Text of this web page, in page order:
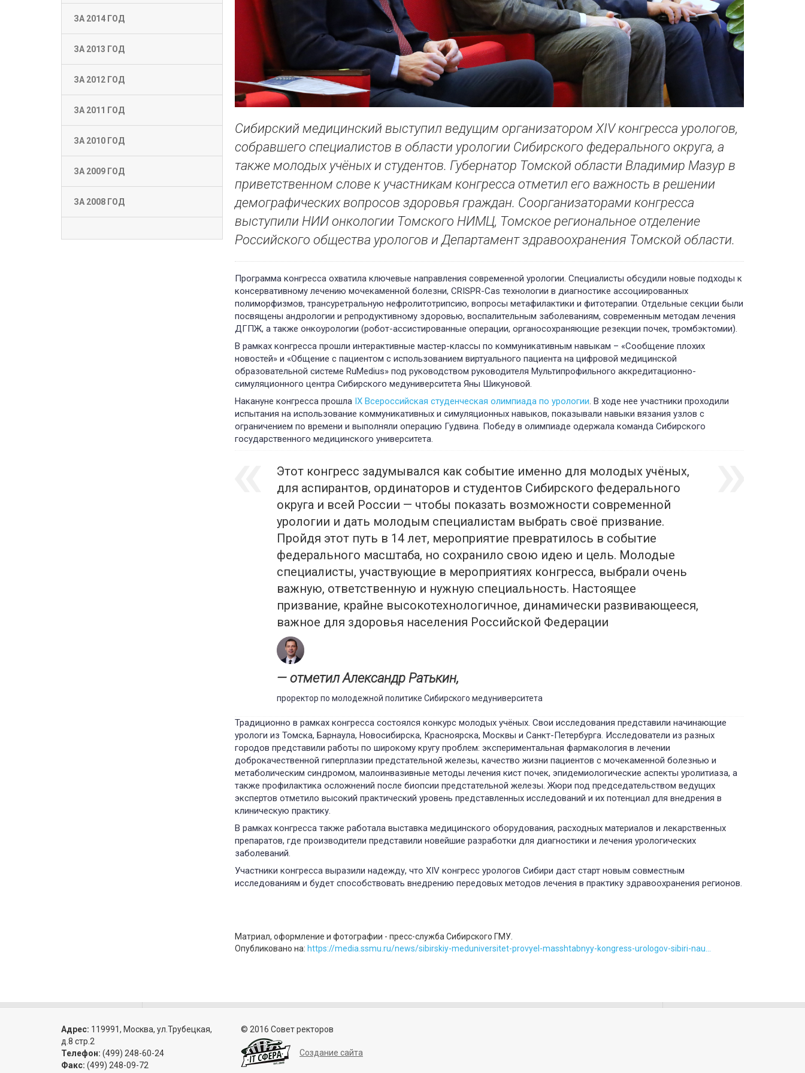
ЗА 2014 ГОД
ЗА 2013 ГОД
ЗА 2012 ГОД
ЗА 2011 ГОД
ЗА 2010 ГОД
ЗА 2009 ГОД
ЗА 2008 ГОД
Сибирский медицинский выступил ведущим организатором XIV конгресса урологов,
собравшего специалистов в области урологии Сибирского федерального округа, а
также молодых учёных и студентов. Губернатор Томской области Владимир Мазур в
приветственном слове к участникам конгресса отметил его важность в решении
демографических вопросов здоровья граждан. Соорганизаторами конгресса
выступили НИИ онкологии Томского НИМЦ, Томское региональное отделение
Российского общества урологов и Департамент здравоохранения Томской области.
Программа конгресса охватила ключевые направления современной урологии. Специалисты обсудили новые подходы к
консервативному лечению мочекаменной болезни, CRISPR-Cas технологии в диагностике ассоциированных
полиморфизмов, трансуретральную нефролитотрипсию, вопросы метафилактики и фитотерапии. Отдельные секции были
посвящены андрологии и репродуктивному здоровью, воспалительным заболеваниям, современным методам лечения
ДГПЖ, а также онкоурологии (робот-ассистированные операции, органосохраняющие резекции почек, тромбэктомии).
В рамках конгресса прошли интерактивные мастер-классы по коммуникативным навыкам – «Сообщение плохих
новостей» и «Общение с пациентом с использованием виртуального пациента на цифровой медицинской
образовательной системе RuMedius» под руководством руководителя Мультипрофильного аккредитационно-
симуляционного центра Сибирского медуниверситета Яны Шикуновой.
Накануне конгресса прошла IX Всероссийская студенческая олимпиада по урологии. В ходе нее участники проходили
испытания на использование коммуникативных и симуляционных навыков, показывали навыки вязания узлов с
ограничением по времени и выполняли операцию Гудвина. Победу в олимпиаде одержала команда Сибирского
государственного медицинского университета.
Этот конгресс задумывался как событие именно для молодых учёных,
для аспирантов, ординаторов и студентов Сибирского федерального
округа и всей России — чтобы показать возможности современной
урологии и дать молодым специалистам выбрать своё призвание.
Пройдя этот путь в 14 лет, мероприятие превратилось в событие
федерального масштаба, но сохранило свою идею и цель. Молодые
специалисты, участвующие в мероприятиях конгресса, выбрали очень
важную, ответственную и нужную специальность. Настоящее
призвание, крайне высокотехнологичное, динамически развивающееся,
важное для здоровья населения Российской Федерации
— отметил Александр Ратькин,
проректор по молодежной политике Сибирского медуниверситета
Традиционно в рамках конгресса состоялся конкурс молодых учёных. Свои исследования представили начинающие
урологи из Томска, Барнаула, Новосибирска, Красноярска, Москвы и Санкт-Петербурга. Исследователи из разных
городов представили работы по широкому кругу проблем: экспериментальная фармакология в лечении
доброкачественной гиперплазии предстательной железы, качество жизни пациентов с мочекаменной болезнью и
метаболическим синдромом, малоинвазивные методы лечения кист почек, эпидемиологические аспекты уролитиаза, а
также профилактика осложнений после биопсии предстательной железы. Жюри под председательством ведущих
экспертов отметило высокий практический уровень представленных исследований и их потенциал для внедрения в
клиническую практику.
В рамках конгресса также работала выставка медицинского оборудования, расходных материалов и лекарственных
препаратов, где производители представили новейшие разработки для диагностики и лечения урологических
заболеваний.
Участники конгресса выразили надежду, что XIV конгресс урологов Сибири даст старт новым совместным
исследованиям и будет способствовать внедрению передовых методов лечения в практику здравоохранения регионов.
Матриал, оформление и фотографии - пресс-служба Сибирского ГМУ.
Опубликовано на: https://media.ssmu.ru/news/sibirskiy-meduniversitet-provyel-masshtabnyy-kongress-urologov-sibiri-nau...
Адрес: 119991, Москва, ул.Трубецкая,
д.8 стр.2
Телефон: (499) 248-60-24
Факс: (499) 248-09-72
© 2016 Совет ректоров
Создание сайта